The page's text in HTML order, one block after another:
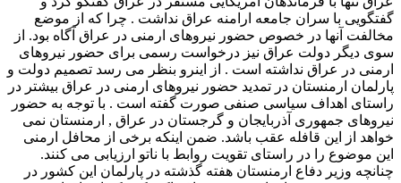
گفتگویی با سران جامعه ارامنه عراق نداشت . چرا که از موضع
مخالفت آنها در خصوص حضور نیروهای ارمنی در عراق آگاه بود. از
سوی دیگر دولت عراق نیز درخواست رسمی برای حضور نیروهای
ارمنی در عراق نداشته است . از اینرو بنظر می رسد تصمیم دولت و
پارلمان ارمنستان در تمدید حضور نیروهای ارمنی در عراق بیشتر در
راستای اهداف سیاسی صنفی صورت گفته است . با توجه به حضور
نیروهای جمهوری آذربایجان و گرجستان در عراق , ارمنستان نمی
خواهد از این قافله عقب باشد. ضمن اینکه برخی از محافل ارمنی
این موضوع را در راستای تقویت روابط با ناتو ارزیابی می کنند.
چنانچه وزیر دفاع ارمنستان هفته گذشته در پارلمان این کشور در